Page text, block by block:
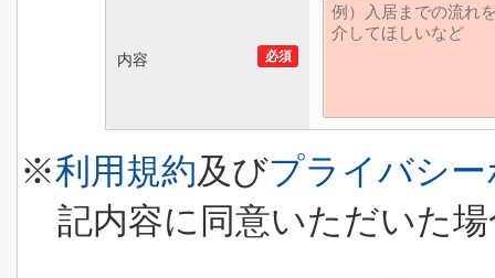
内容 必須
※利用規約及びプライバシ
記内容に同意いただいた